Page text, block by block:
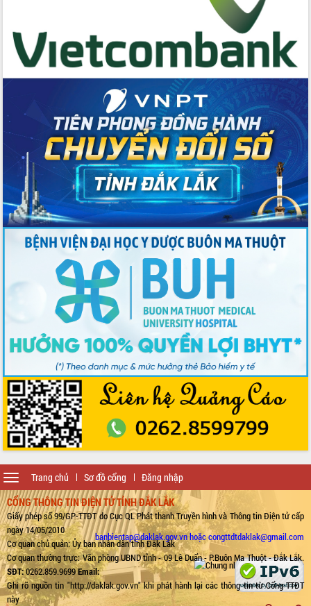
Trang chủ Sơ đồ cổng Đăng nhập
Toggle
navigation
CỔNG THÔNG TIN ĐIỆN TỬ TỈNH ĐẮK LẮK
Giấy phép số 99/GP-TTĐT do Cục QL Phát thanh Truyền hình và Thông tin Điện tử cấp
ngày 14/05/2010
Cơ quan chủ quản: Ủy ban nhân dân tỉnh Đắk Lắk
Cơ quan thường trực: Văn phòng UBND tỉnh - 09 Lê Duẩn - P.Buôn Ma Thuột - Đắk Lắk.
SĐT:0262.859.9699Email:
banbientap@daklak.gov.vn hoặc congttdtdaklak@gmail.com
Ghi rõ nguồn tin "http://daklak.gov.vn" khi phát hành lại các thông tin từ Cổng TTĐT
này